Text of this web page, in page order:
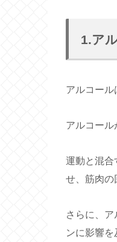
1.ア
アルコール
アルコール
運動と混合
せ、筋肉の
さらに、
ンに影響を